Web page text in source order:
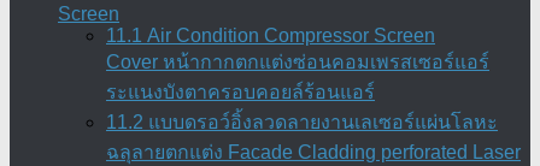
Screen
11.1 Air Condition Compressor Screen
Cover หน้ากากตกแต่งซ่อนคอมเพรสเซอร์แอร์
ระแนงบังตาครอบคอยล์ร้อนแอร์
11.2 แบบดรอว์อิ้งลวดลายงานเลเซอร์แผ่นโลหะ
ฉลุลายตกแต่ง Facade Cladding perforated Laser